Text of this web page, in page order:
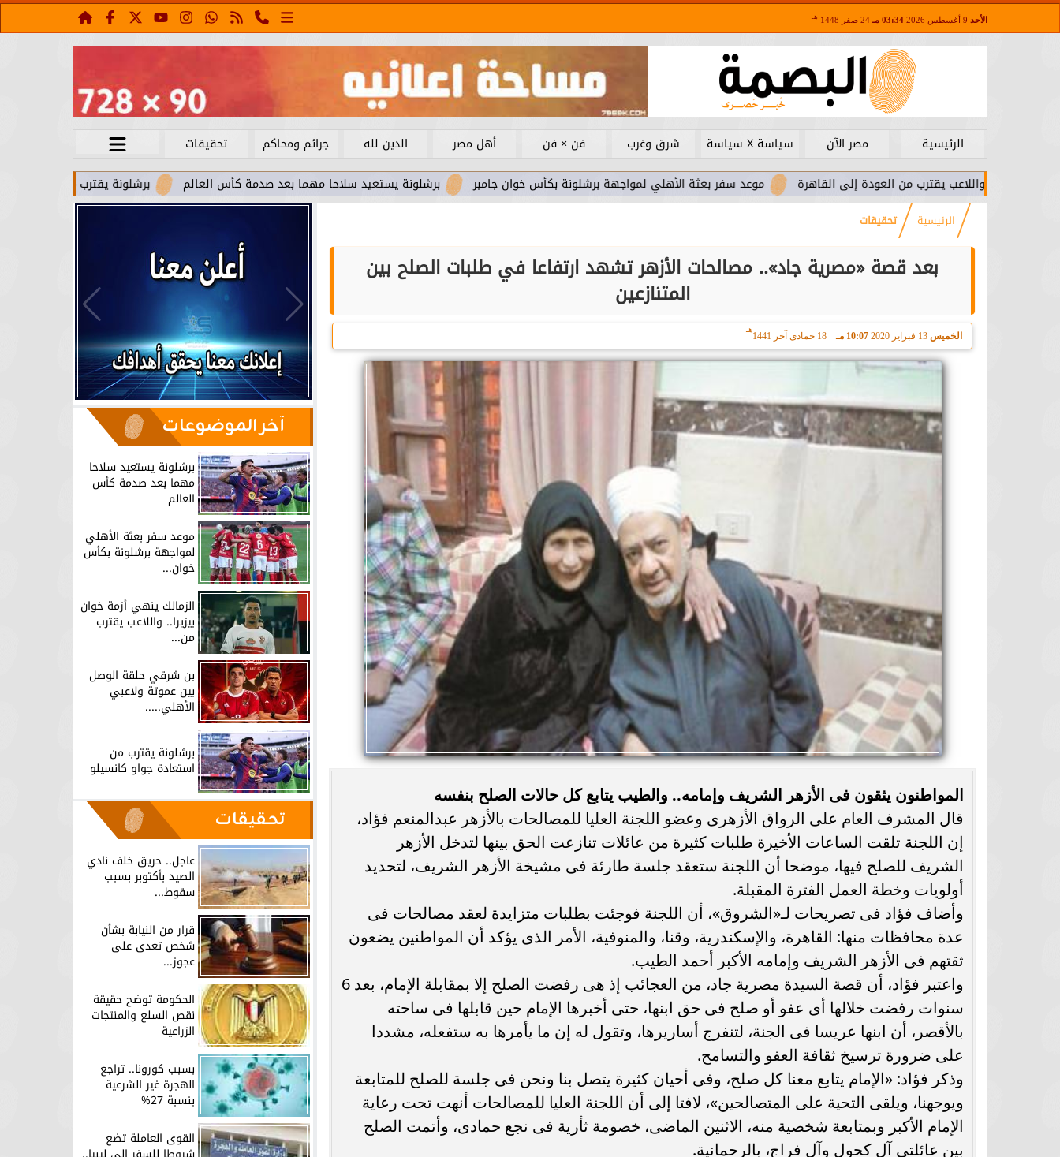
الأحد 03:34 مـ 24 صفر 1448 هـ
الرئيسية مصر الآن سياسة X سياسة شرق وغرب فن × فن أهل مصر الدين لله جرائم ومحاكم
تحقيقات
برشلونة يقترب من استعادة جواو كانسيلو
برشلونة يستعيد سلاحا مهما بعد صدمة كأس العالم موعد سفر بعثة الأهلي لمواجهة برشلونة بكأس خوان جامبر واللاعب يقترب من العودة إلى القاهرة
الرئيسية تحقيقات
بعد قصة «مصرية جاد».. مصالحات الأزهر تشهد ارتفاعا في طلبات الصلح بين
المتنازعين
الخميس 13 فبراير 2020 10:07 مـ 18 جمادى آخر 1441
هـ
المواطنون يثقون فى الأزهر الشريف وإمامه.. والطيب يتابع كل حالات الصلح بنفسه
قال المشرف العام على الرواق الأزهرى وعضو اللجنة العليا للمصالحات بالأزهر عبدالمنعم فؤاد،
إن اللجنة تلقت الساعات الأخيرة طلبات كثيرة من عائلات تنازعت الحق بينها لتدخل الأزهر
الشريف للصلح فيها، موضحا أن اللجنة ستعقد جلسة طارئة فى مشيخة الأزهر الشريف، لتحديد
أولويات وخطة العمل الفترة المقبلة.
وأضاف فؤاد فى تصريحات لـ«الشروق»، أن اللجنة فوجئت بطلبات متزايدة لعقد مصالحات فى
عدة محافظات منها: القاهرة، والإسكندرية، وقنا، والمنوفية، الأمر الذى يؤكد أن المواطنين يضعون
ثقتهم فى الأزهر الشريف وإمامه الأكبر أحمد الطيب.
واعتبر فؤاد، أن قصة السيدة مصرية جاد، من العجائب إذ هى رفضت الصلح إلا بمقابلة الإمام، بعد 6
سنوات رفضت خلالها أى عفو أو صلح فى حق ابنها، حتى أخبرها الإمام حين قابلها فى ساحته
بالأقصر، أن ابنها عريسا فى الجنة، لتنفرج أساريرها، وتقول له إن ما يأمرها به ستفعله، مشددا
على ضرورة ترسيخ ثقافة العفو والتسامح.
وذكر فؤاد: «الإمام يتابع معنا كل صلح، وفى أحيان كثيرة يتصل بنا ونحن فى جلسة للصلح للمتابعة
ويوجهنا، ويلقى التحية على المتصالحين»، لافتا إلى أن اللجنة العليا للمصالحات أنهت تحت رعاية
الإمام الأكبر وبمتابعة شخصية منه، الاثنين الماضى، خصومة ثأرية فى نجع حمادى، وأتمت الصلح
بين عائلتى آل كحول وآل فراج، بالرحمانية.
آخر الموضوعات
برشلونة يستعيد سلاحا
مهما بعد صدمة كأس
العالم
موعد سفر بعثة الأهلي
لمواجهة برشلونة بكأس
خوان...
الزمالك ينهي أزمة خوان
بيزيرا.. واللاعب يقترب
من...
بن شرقي حلقة الوصل
بين عموتة ولاعبي
الأهلي.....
برشلونة يقترب من
استعادة جواو كانسيلو
تحقيقات
عاجل.. حريق خلف نادي
الصيد بأكتوبر بسبب
سقوط...
قرار من النيابة بشأن
شخص تعدى على
عجوز...
الحكومة توضح حقيقة
نقص السلع والمنتجات
الزراعية
بسبب كورونا.. تراجع
الهجرة غير الشرعية
بنسبة 27%
القوى العاملة تضع